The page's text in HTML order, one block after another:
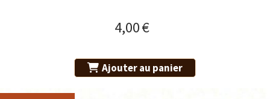
4,00€
Ajouter au panier